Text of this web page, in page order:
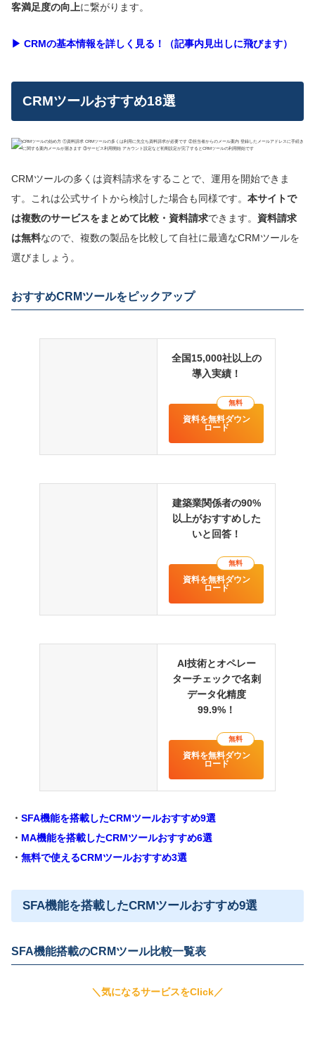
客満足度の向上に繋がります。
▶︎ CRMの基本情報を詳しく見る！（記事内見出しに飛びます）
CRMツールおすすめ18選
CRMツールの多くは資料請求をすることで、運用を開始できま
す。これは公式サイトから検討した場合も同様です。 本サイトで
は複数のサービスをまとめて比較・資料請求できます。 資料請求
は無料なので、複数の製品を比較して自社に最適なCRMツールを
選びましょう。
おすすめCRMツールをピックアップ
全国15,000社以上の
導入実績！
無料
資料を無料ダウン
ロード
建築業関係者の90%
以上がおすすめした
いと回答！
無料
資料を無料ダウン
ロード
AI技術とオペレー
ターチェックで名刺
データ化精度
99.9%！
無料
資料を無料ダウン
ロード
・ SFA機能を搭載したCRMツールおすすめ9選
・ MA機能を搭載したCRMツールおすすめ6選
・ 無料で使えるCRMツールおすすめ3選
SFA機能を搭載したCRMツールおすすめ9選
SFA機能搭載のCRMツール比較一覧表
＼気になるサービスをClick／